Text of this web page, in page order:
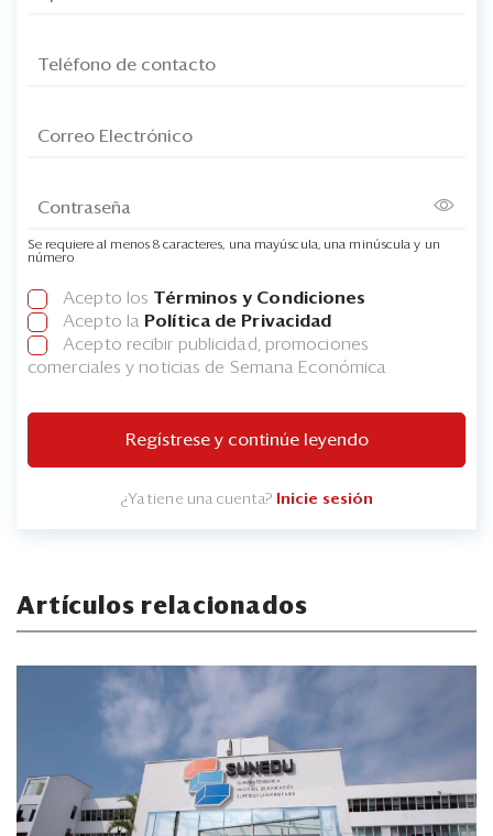
Se requiere al menos 8 caracteres, una mayúscula, una minúscula y un
número
Acepto los Términos y Condiciones
Acepto la Política de Privacidad
Acepto recibir publicidad, promociones
comerciales y noticias de Semana Económica
Regístrese y continúe leyendo
¿Ya tiene una cuenta? Inicie sesión
Artículos relacionados